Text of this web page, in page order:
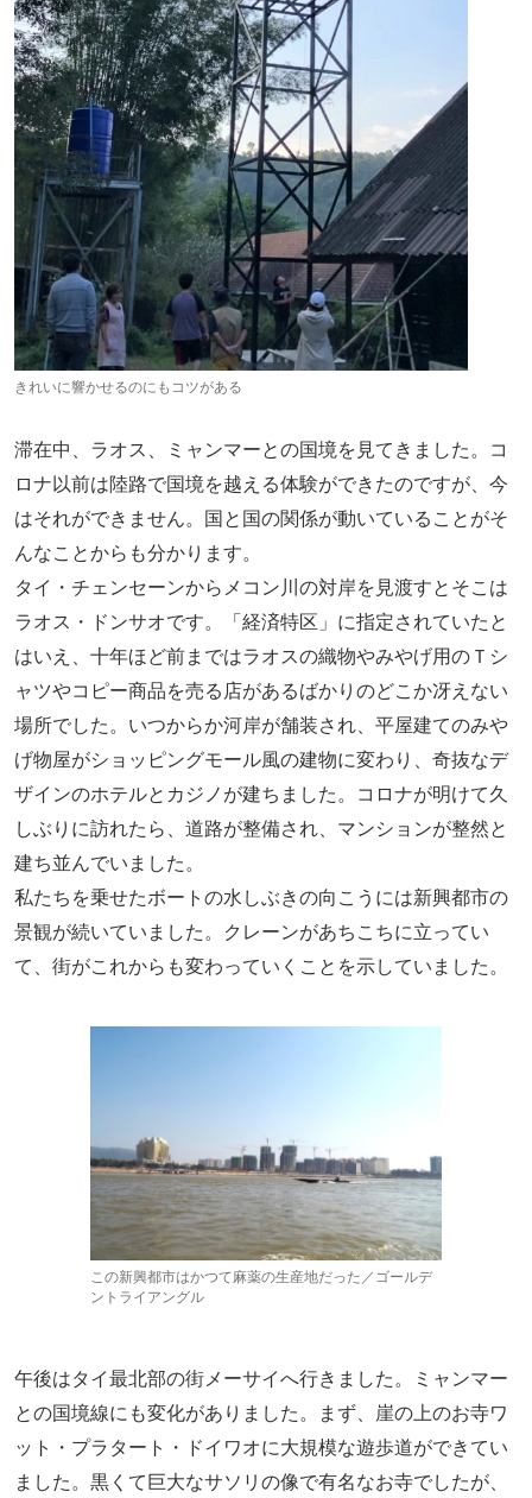
きれいに響かせるのにもコツがある
滞在中、ラオス、ミャンマーとの国境を見てきました。コ
ロナ以前は陸路で国境を越える体験ができたのですが、今
はそれができません。国と国の関係が動いていることがそ
んなことからも分かります。
タイ・チェンセーンからメコン川の対岸を見渡すとそこは
ラオス・ドンサオです。「経済特区」に指定されていたと
はいえ、十年ほど前まではラオスの織物やみやげ用のＴシ
ャツやコピー商品を売る店があるばかりのどこか冴えない
場所でした。いつからか河岸が舗装され、平屋建てのみや
げ物屋がショッピングモール風の建物に変わり、奇抜なデ
ザインのホテルとカジノが建ちました。コロナが明けて久
しぶりに訪れたら、道路が整備され、マンションが整然と
建ち並んでいました。
私たちを乗せたボートの水しぶきの向こうには新興都市の
景観が続いていました。クレーンがあちこちに立ってい
て、街がこれからも変わっていくことを示していました。
この新興都市はかつて麻薬の生産地だった／ゴールデ
ントライアングル
午後はタイ最北部の街メーサイへ行きました。ミャンマー
との国境線にも変化がありました。まず、崖の上のお寺ワ
ット・プラタート・ドイワオに大規模な遊歩道ができてい
ました。黒くて巨大なサソリの像で有名なお寺でしたが、